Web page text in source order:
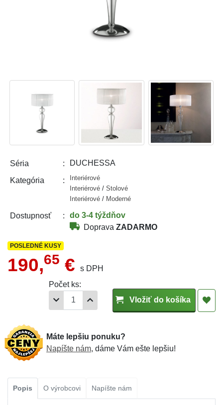
Séria DUCHESSA
Kategória
Interiérové
Interiérové / Stolové
Interiérové / Moderné
Dostupnosť
do 3-4 týždňov
Doprava ZADARMO
POSLEDNÉ KUSY
190,65 €
s DPH
Počet ks:
Vložiť do košíka
Máte lepšiu ponuku?
Napíšte nám, dáme Vám ešte lepšiu!
Popis O výrobcovi Napíšte nám